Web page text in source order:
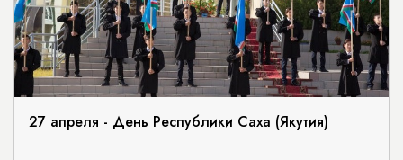
27 апреля - День Республики Саха (Якутия)